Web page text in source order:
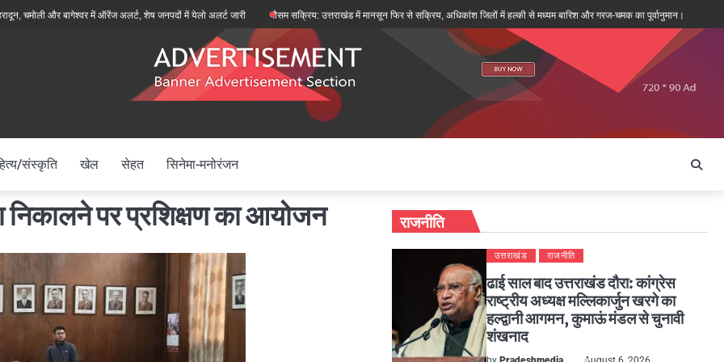
और बागेश्वर में ऑरेंज अलर्ट, शेष जनपदों में येलो अलर्ट जारी मौसम सक्रिय: उत्तराखंड में मानसून फिर से सक्रिय, अधिकांश जिलों में हल्की से मध्यम बारिश और गरज-चमक का पूर्वानुमान। पथरेश्वर मंदिर
संस्कृति खेल सेहत सिनेमा-मनोरंजन
पर प्रशिक्षण का आयोजन राजनीति
उत्तराखंड राजनीति
ढाई साल बाद उत्तराखंड दौरा: कांग्रेस
राष्ट्रीय अध्यक्ष मल्लिकार्जुन खरगे का
हल्द्वानी आगमन, कुमाऊं मंडल से चुनावी
शंखनाद